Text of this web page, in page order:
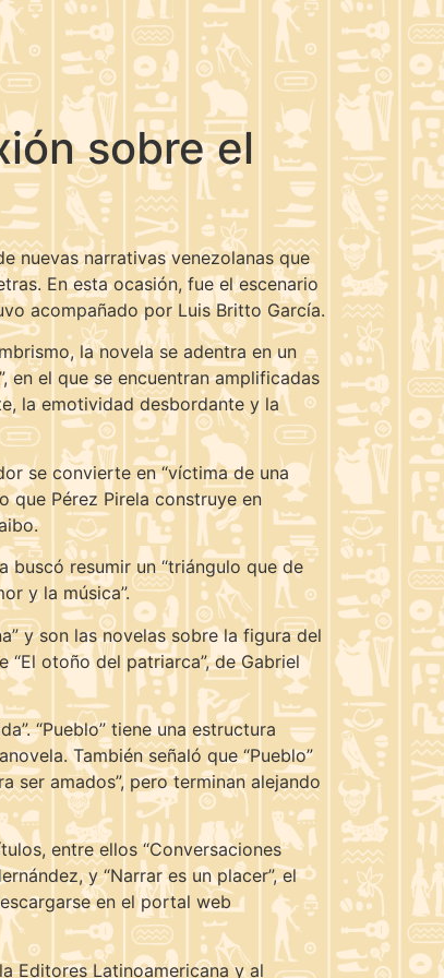
sobre el
nuevas narrativas venezolanas que
En esta ocasión, fue el escenario
acompañado por Luis Britto García.
la novela se adentra en un
en el que se encuentran amplificadas
la emotividad desbordante y la
se convierte en “víctima de una
que Pérez Pirela construye en
buscó resumir un “triángulo que de
y la música”.
y son las novelas sobre la figura del
“El otoño del patriarca”, de Gabriel
“Pueblo” tiene una estructura
También señaló que “Pueblo”
ser amados”, pero terminan alejando
entre ellos “Conversaciones
y “Narrar es un placer”, el
en el portal web
Editores Latinoamericana y al